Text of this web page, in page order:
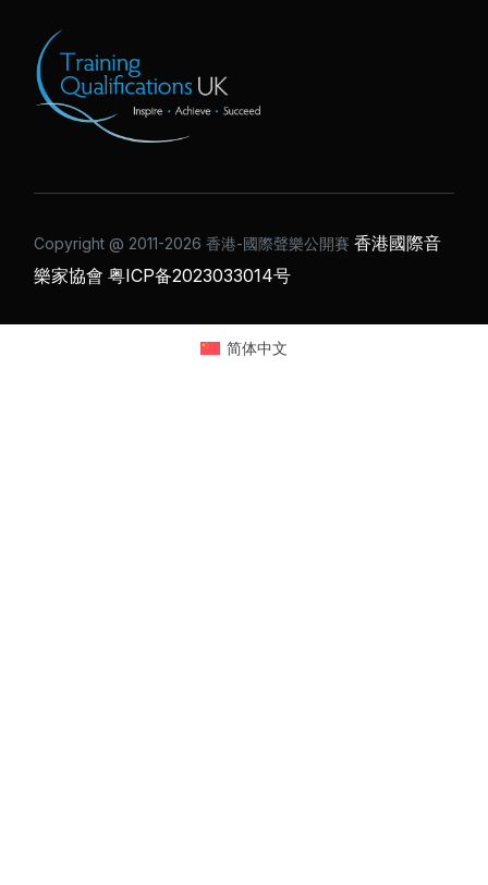
Copyright @ 2011-2026 ⾹港-國際聲樂公開賽香港國際音
樂家協會 粤ICP备2023033014号
简体中文